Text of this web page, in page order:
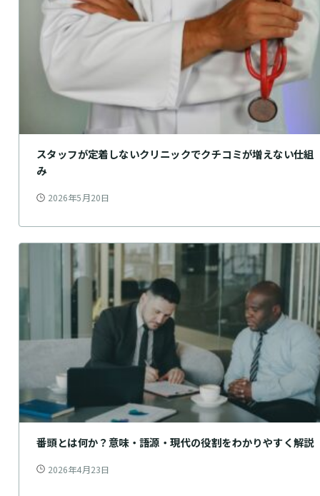
スタッフが定着しないクリニックでクチコミが増えない仕組
み
2026年5月20日
番頭とは何か？意味・語源・現代の役割をわかりやすく解説
2026年4月23日